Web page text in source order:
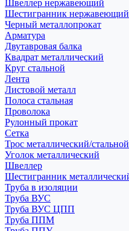
Швеллер нержавеющий
Шестигранник нержавеющий
Черный металлопрокат
Арматура
Двутавровая балка
Квадрат металлический
Круг стальной
Лента
Листовой металл
Полоса стальная
Проволока
Рулонный прокат
Сетка
Трос металлический/
Уголок металлический
Швеллер
Шестигранник
Труба в изоляции
Труба ВУС
Труба ВУС ЦПП
Труба ППМ